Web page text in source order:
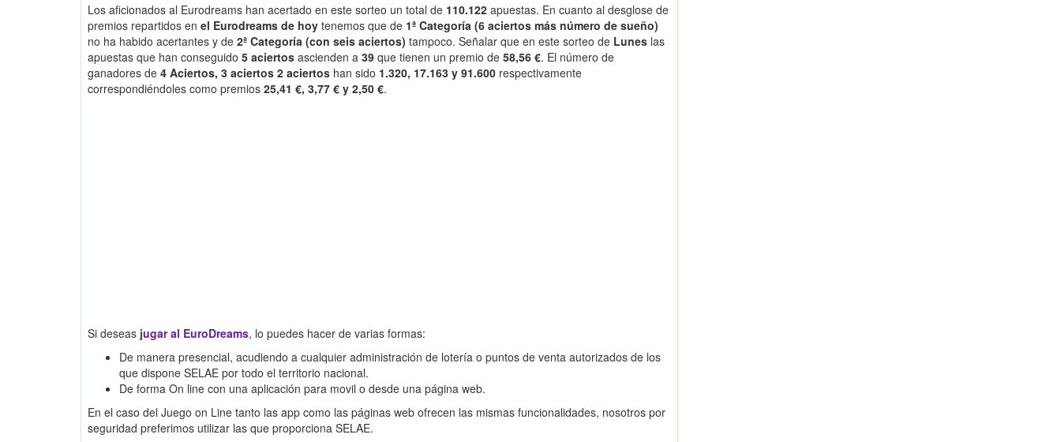
Los aficionados al Eurodreams han acertado en este sorteo un total de 110.122 apuestas. En cuanto al desglose de
premios repartidos en el Eurodreams de hoy tenemos que de 1ª Categoría (6 aciertos más número de sueño)
no ha habido acertantes y de 2ª Categoría (con seis aciertos) tampoco. Señalar que en este sorteo de Lunes las
apuestas que han conseguido 5 aciertos ascienden a 39 que tienen un premio de 58,56 €. El número de
ganadores de 4 Aciertos, 3 aciertos 2 aciertos han sido 1.320, 17.163 y 91.600 respectivamente
correspondiéndoles como premios 25,41 €, 3,77 € y 2,50 €.
Si deseas jugar al EuroDreams, lo puedes hacer de varias formas:
De manera presencial, acudiendo a cualquier administración de lotería o puntos de venta autorizados de los
que dispone SELAE por todo el territorio nacional.
De forma On line con una aplicación para movil o desde una página web.
En el caso del Juego on Line tanto las app como las páginas web ofrecen las mismas funcionalidades, nosotros por
seguridad preferimos utilizar las que proporciona SELAE.